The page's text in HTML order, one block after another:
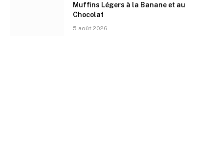
Muffins Légers à la Banane et au
Chocolat
5 août 2026